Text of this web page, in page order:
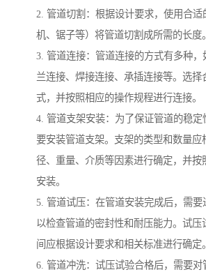
2. 管道切割：根据设计要求，使用合适
机、锯子等）将管道切割成所需的长度。
3. 管道连接：管道连接的方式有多种，
兰连接、焊接连接、承插连接等。选择
式，并按照相应的操作规程进行连接。
4. 管道支架安装：为了保证管道的稳定
要安装管道支架。支架的类型和数量应
径、重量、介质等因素进行确定，并按
安装。
5. 管道试压：在管道安装完成后，需要
以检查管道的密封性和耐压能力。试压
间应根据设计要求和相关标准进行确定。
6. 管道冲洗：试压试验合格后，需要对